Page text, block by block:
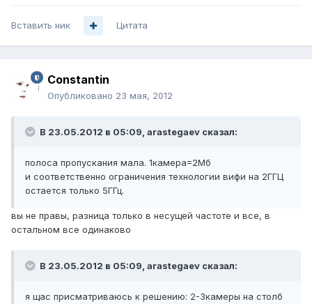
Вставить ник Цитата
Constantin
Опубликовано 23 мая, 2012
В 23.05.2012 в 05:09, arastegaev сказал:
полоса пропускания мала. 1камера=2Мб
и соответственно ограничения технологии вифи на 2ГГЦ
остается только 5ГГц.
вы не правы, разница только в несущей частоте и все, в
остальном все одинаково
В 23.05.2012 в 05:09, arastegaev сказал:
я щас присматриваюсь к решению: 2-3камеры на столб